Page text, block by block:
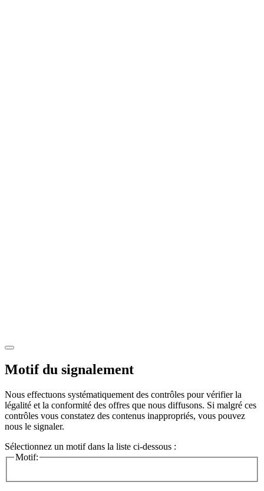
Motif du signalement
Nous effectuons systématiquement des contrôles pour vérifier la
légalité et la conformité des offres que nous diffusons. Si malgré ces
contrôles vous constatez des contenus inappropriés, vous pouvez
nous le signaler.
Sélectionnez un motif dans la liste ci-dessous :
Motif: